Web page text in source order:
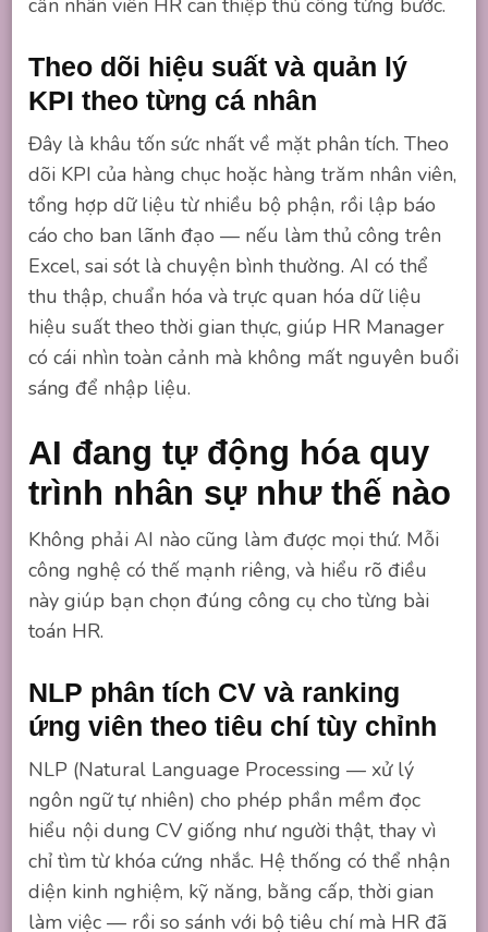
cần nhân viên HR can thiệp thủ công từng bước.
Theo dõi hiệu suất và quản lý
KPI theo từng cá nhân
Đây là khâu tốn sức nhất về mặt phân tích. Theo
dõi KPI của hàng chục hoặc hàng trăm nhân viên,
tổng hợp dữ liệu từ nhiều bộ phận, rồi lập báo
cáo cho ban lãnh đạo — nếu làm thủ công trên
Excel, sai sót là chuyện bình thường. AI có thể
thu thập, chuẩn hóa và trực quan hóa dữ liệu
hiệu suất theo thời gian thực, giúp HR Manager
có cái nhìn toàn cảnh mà không mất nguyên buổi
sáng để nhập liệu.
AI đang tự động hóa quy
trình nhân sự như thế nào
Không phải AI nào cũng làm được mọi thứ. Mỗi
công nghệ có thế mạnh riêng, và hiểu rõ điều
này giúp bạn chọn đúng công cụ cho từng bài
toán HR.
NLP phân tích CV và ranking
ứng viên theo tiêu chí tùy chỉnh
NLP (Natural Language Processing — xử lý
ngôn ngữ tự nhiên) cho phép phần mềm đọc
hiểu nội dung CV giống như người thật, thay vì
chỉ tìm từ khóa cứng nhắc. Hệ thống có thể nhận
diện kinh nghiệm, kỹ năng, bằng cấp, thời gian
làm việc — rồi so sánh với bộ tiêu chí mà HR đã